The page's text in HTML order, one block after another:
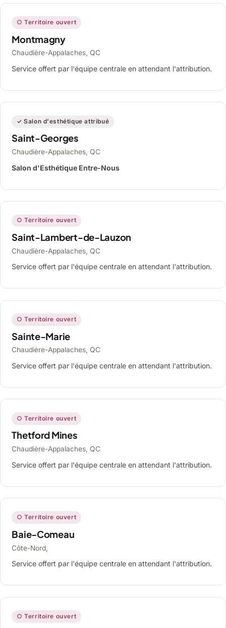
○ Territoire ouvert
Montmagny
Chaudière-Appalaches, QC
Service offert par l'équipe centrale en attendant l'attribution.
✓ Salon d'esthétique attribué
Saint-Georges
Chaudière-Appalaches, QC
Salon d'Esthétique Entre-Nous
○ Territoire ouvert
Saint-Lambert-de-Lauzon
Chaudière-Appalaches, QC
Service offert par l'équipe centrale en attendant l'attribution.
○ Territoire ouvert
Sainte-Marie
Chaudière-Appalaches, QC
Service offert par l'équipe centrale en attendant l'attribution.
○ Territoire ouvert
Thetford Mines
Chaudière-Appalaches, QC
Service offert par l'équipe centrale en attendant l'attribution.
○ Territoire ouvert
Baie-Comeau
Côte-Nord,
Service offert par l'équipe centrale en attendant l'attribution.
○ Territoire ouvert